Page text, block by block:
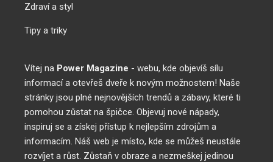
Zdraví a styl
Tipy a triky
Vítej na Power Magazine - webu, kde objevíš sílu
informací a otevřeš dveře k novým možnostem! Naše
stránky jsou plné nejnovějších trendů a zábavy, které ti
pomohou zůstat na špičce. Objevuj nové nápady,
inspiruj se a získej přístup k nejlepším zdrojům a
informacím. Náš web je místo, kde se můžeš neustále
rozvíjet a růst. Zůstaň v obraze a nezmeškej jedinou